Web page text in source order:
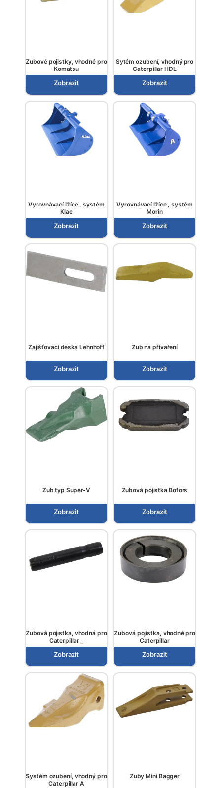
Zubové pojistky, vhodné pro
Komatsu
Zobrazit
Sytém ozubení, vhodný pro
Caterpillar HDL
Zobrazit
Vyrovnávací lžíce , systém
Klac
Zobrazit
Vyrovnávací lžíce , systém
Morin
Zobrazit
Zajišťovací deska Lehnhoff
Zobrazit
Zub na přivaření
Zobrazit
Zub typ Super-V
Zobrazit
Zubová pojistka Bofors
Zobrazit
Zubová pojistka, vhodná pro
Caterpillar _
Zobrazit
Zubová pojistka, vhodné pro
Caterpillar
Zobrazit
Systém ozubení, vhodný pro
Caterpillar A
Zuby Mini Bagger